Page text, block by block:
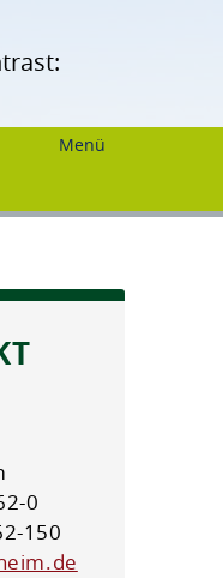
Menü
0
150